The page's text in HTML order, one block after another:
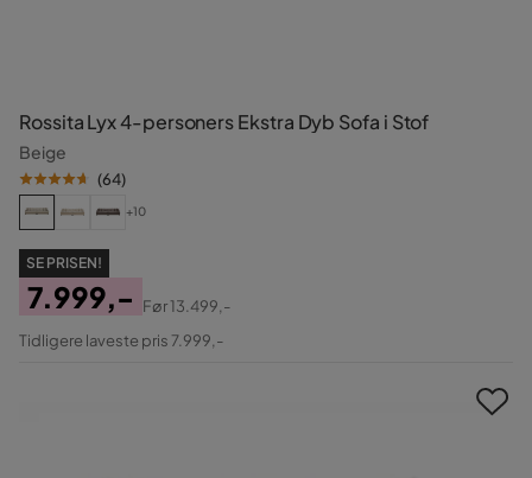
Rossita Lyx 4-personers Ekstra Dyb Sofa i Stof
Beige
(64)
+10
SE PRISEN!
Pris
7.999,-
Original
Før13.499,-
Tidligere laveste pris 7.999,-